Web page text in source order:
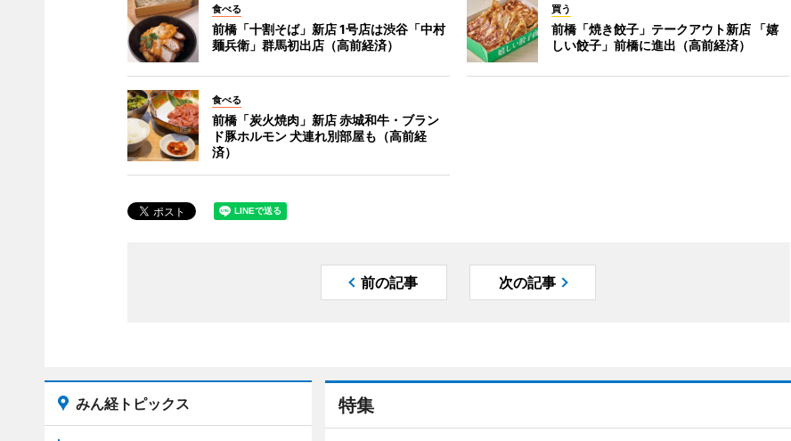
食べる
前橋「十割そば」新店 1号店は渋谷「中村
麺兵衛」群馬初出店（高前経済）
買う
前橋「焼き餃子」テークアウト新店 「嬉
しい餃子」前橋に進出（高前経済）
食べる
前橋「炭火焼肉」新店 赤城和牛・ブラン
ド豚ホルモン 犬連れ別部屋も（高前経
済）
前の記事 次の記事
特集
みん経トピックス